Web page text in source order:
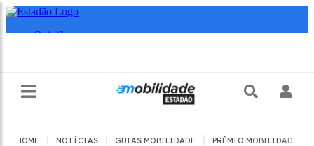
HOME NOTÍCIAS GUIAS MOBILIDADE PRÊMIO MOBILIDADE